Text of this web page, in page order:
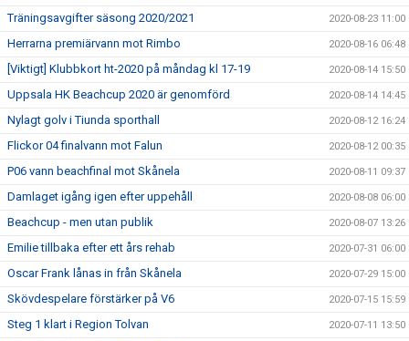
Träningsavgifter säsong 2020/2021 2020-08-23 11:00
Herrarna premiärvann mot Rimbo 2020-08-16 06:48
[Viktigt] Klubbkort ht-2020 på måndag kl 17-19 2020-08-14 15:50
Uppsala HK Beachcup 2020 är genomförd 2020-08-14 14:45
Nylagt golv i Tiunda sporthall 2020-08-12 16:24
Flickor 04 finalvann mot Falun 2020-08-12 00:35
P06 vann beachfinal mot Skånela 2020-08-11 09:37
Damlaget igång igen efter uppehåll 2020-08-08 06:00
Beachcup - men utan publik 2020-08-07 13:26
Emilie tillbaka efter ett års rehab 2020-07-31 06:00
Oscar Frank lånas in från Skånela 2020-07-29 15:00
Skövdespelare förstärker på V6 2020-07-15 15:59
Steg 1 klart i Region Tolvan 2020-07-11 13:50